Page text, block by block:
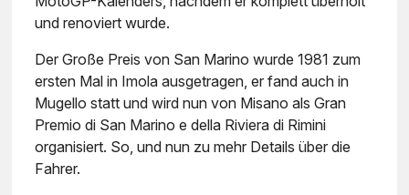
und renoviert wurde.
Der Große Preis von San Marino wurde 1981 zum
ersten Mal in Imola ausgetragen, er fand auch in
Mugello statt und wird nun von Misano als Gran
Premio di San Marino e della Riviera di Rimini
organisiert. So, und nun zu mehr Details über die
Fahrer.